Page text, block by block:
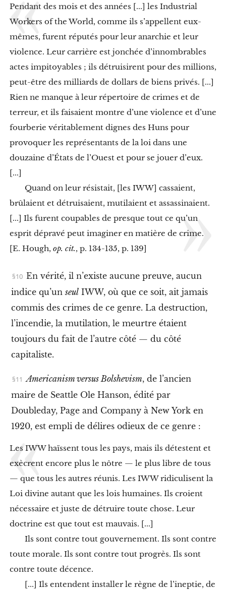
Pendant des mois et des années [...] les Industrial
Workers of the World, comme ils s’appellent eux-
mêmes, furent réputés pour leur anarchie et leur
violence. Leur carrière est jonchée d’innombrables
actes impitoyables ; ils détruisirent pour des millions,
peut-être des milliards de dollars de biens privés. [...]
Rien ne manque à leur répertoire de crimes et de
terreur, et ils faisaient montre d’une violence et d’une
fourberie véritablement dignes des Huns pour
provoquer les représentants de la loi dans une
douzaine d’États de l’Ouest et pour se jouer d’eux.
[...]
Quand on leur résistait, [les IWW] cassaient,
brûlaient et détruisaient, mutilaient et assassinaient.
[...] Ils furent coupables de presque tout ce qu’un
esprit dépravé peut imaginer en matière de crime.
[E. Hough, op. cit., p. 134-135, p. 139]
En vérité, il n’existe aucune preuve, aucun
indice qu’unseulIWW, où que ce soit, ait jamais
commis des crimes de ce genre. La destruction,
l’incendie, la mutilation, le meurtre étaient
toujours du fait de l’autre côté — du côté
capitaliste.
Americanism versus Bolshevism, de l’ancien
maire de Seattle Ole Hanson, édité par
Doubleday, Page and Company à New York en
1920, est empli de délires odieux de ce genre :
Les IWW haïssent tous les pays, mais ils détestent et
exècrent encore plus le nôtre — le plus libre de tous
— que tous les autres réunis. Les IWW ridiculisent la
Loi divine autant que les lois humaines. Ils croient
nécessaire et juste de détruire toute chose. Leur
doctrine est que tout est mauvais. [...]
Ils sont contre tout gouvernement. Ils sont contre
toute morale. Ils sont contre tout progrès. Ils sont
contre toute décence.
[...] Ils entendent installer le règne de l’ineptie, de
b
l
y
I
X
L
e
w
b
b
i
e
o
n
t
r
e
l
s
p
i
o
e
s
u
i
l
»
X
L
s
f
l
i
c
s
e
t
’
W
W